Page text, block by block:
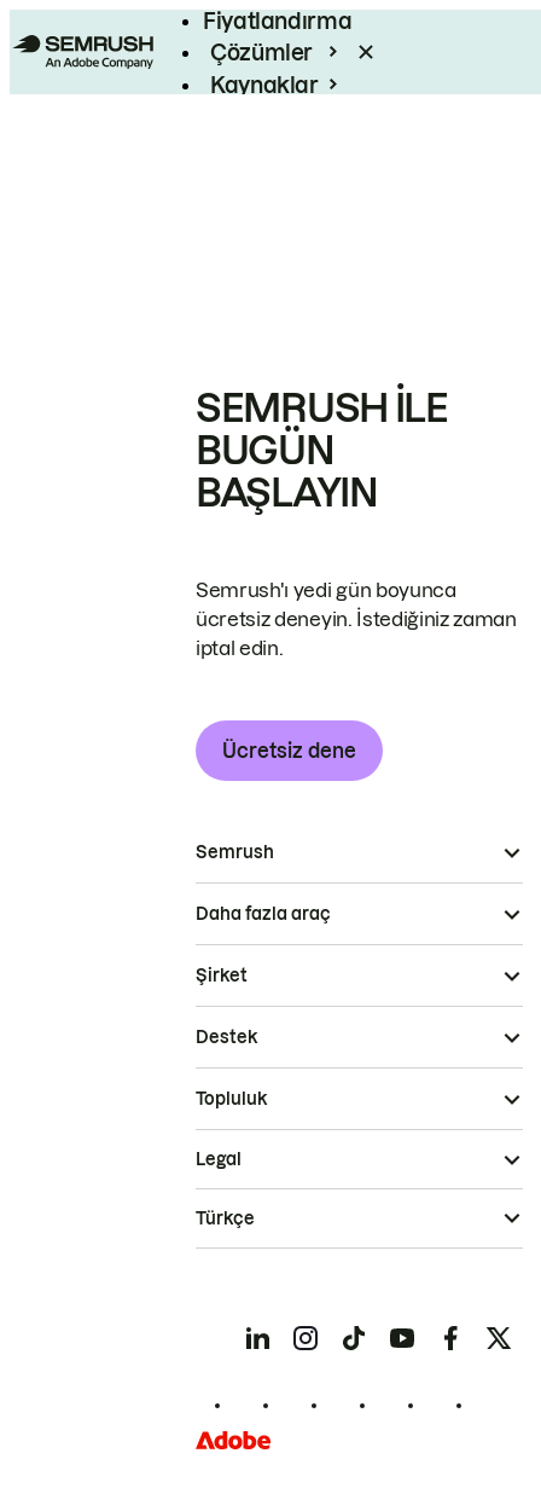
Fiyatlandırma
Çözümler
Kaynaklar
SEMRUSH ILE
BUGÜN
BAŞLAYIN
Semrush'ı yedi gün boyunca
ücretsiz deneyin. İstediğiniz zaman
iptal edin.
Ücretsiz dene
Semrush
Daha fazla araç
Şirket
Destek
Topluluk
Legal
Türkçe